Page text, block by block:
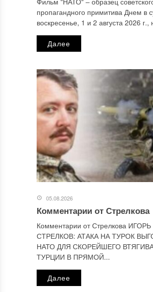
Этот сайт использует Akismet для
Узнайте, как обрабатываются ваши
персональных данных.
пропагандного примитива Днем в
воскресенье, 1 и 2 августа 2026 г.,
Далее
05.08.2026
Комментарии от Стрелкова
Комментарии от Стрелкова ИГОРЬ
СТРЕЛКОВ: АТАКА НА ТУРОК
НАТО ДЛЯ СКОРЕЙШЕГО
ТУРЦИИ В ПРЯМОЙ...
Далее